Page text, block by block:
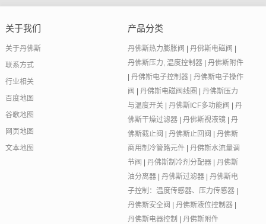
关于我们
关于丹佛斯
联系方式
行业相关
百度地图
谷歌地图
网页地图
文本地图
产品分类
丹佛斯热力膨胀阀 |丹佛斯电磁阀
丹佛斯压力, 温度控制器 |丹佛斯附件
|丹佛斯电子控制器 |丹佛斯电子操作
阀
|丹佛斯电磁阀线圈 |丹佛斯压力
与温度开关 |丹佛斯ICF多功能阀 |丹
佛斯干燥过滤器 |丹佛斯视液镜 |丹
佛斯截止阀
|丹佛斯止回阀 |丹佛斯
商用制冷管路元件 |丹佛斯水流量调
节阀
|丹佛斯制冷剂分配器 |丹佛斯
油分离器 |丹佛斯过滤器 |丹佛斯电
子控制：温度传感器、压力传感器
丹佛斯安全阀
|丹佛斯液位控制器
丹佛斯电器控制
|丹佛斯附件